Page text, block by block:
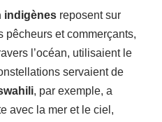
indigènes reposent sur
pêcheurs et commerçants,
l’océan, utilisaient le
servaient de
, par exemple, a
avec la mer et le ciel,